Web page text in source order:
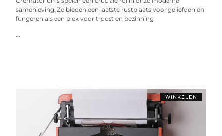
samenleving. Ze bieden een laatste rustplaats voor geliefden en
fungeren als een plek voor troost en bezinning
...
WINKELEN